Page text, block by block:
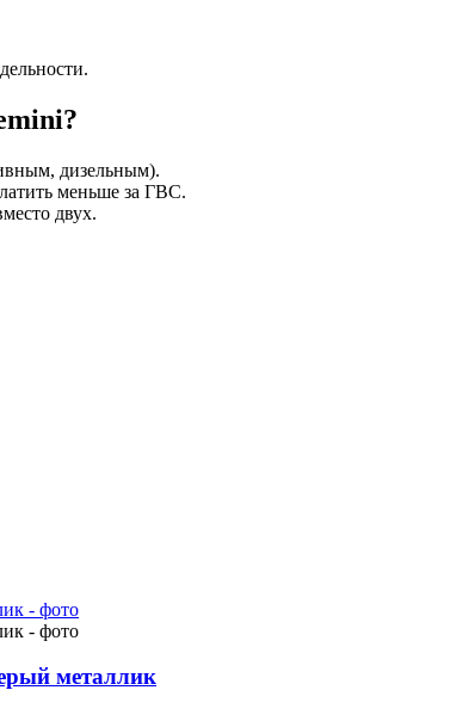
дизельным).
меньше за ГВС.
двух.
металлик